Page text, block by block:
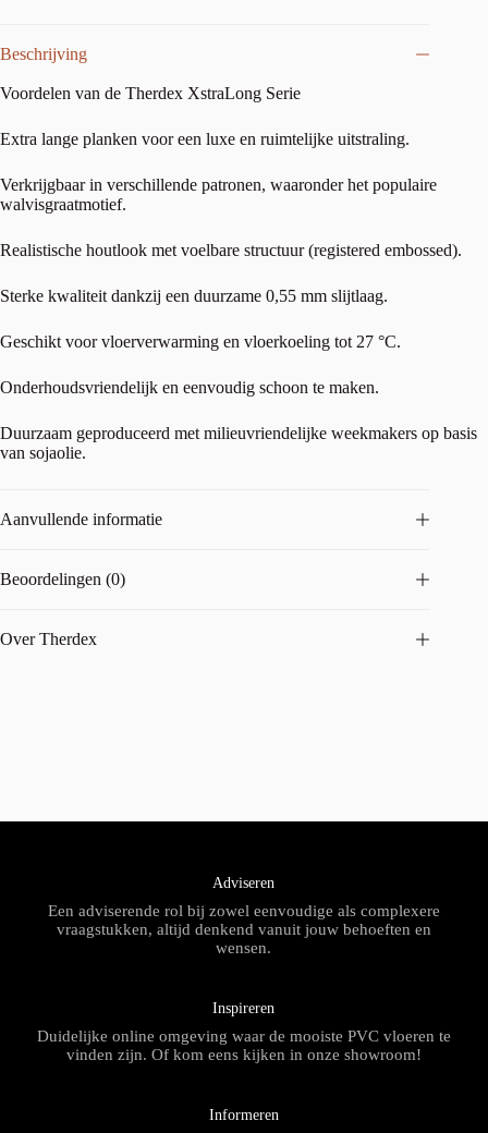
Beschrijving
Voordelen van de Therdex XstraLong Serie
Extra lange planken voor een luxe en ruimtelijke uitstraling.
Verkrijgbaar in verschillende patronen, waaronder het populaire
walvisgraatmotief.
Realistische houtlook met voelbare structuur (registered embossed).
Sterke kwaliteit dankzij een duurzame 0,55 mm slijtlaag.
Geschikt voor vloerverwarming en vloerkoeling tot 27 °C.
Onderhoudsvriendelijk en eenvoudig schoon te maken.
Duurzaam geproduceerd met milieuvriendelijke weekmakers op basis
van sojaolie.
Aanvullende informatie
Beoordelingen (0)
Over Therdex
Adviseren
Een adviserende rol bij zowel eenvoudige als complexere
vraagstukken, altijd denkend vanuit jouw behoeften en
wensen.
Inspireren
Duidelijke online omgeving waar de mooiste PVC vloeren te
vinden zijn. Of kom eens kijken in onze showroom!
Informeren